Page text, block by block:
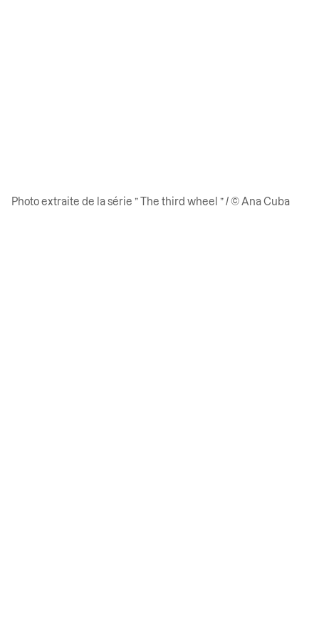
Photo extraite de la série ” The third wheel ” / © Ana Cuba